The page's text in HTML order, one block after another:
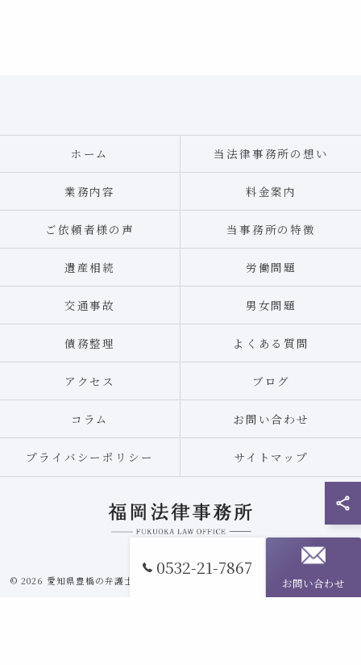
0532-21-7867
お問い合わせ
ホーム 当法律事務所の想い
業務内容 料金案内
ご依頼者様の声 当事務所の特徴
遺産相続 労働問題
交通事故 男女問題
債務整理 よくある質問
アクセス ブログ
コラム お問い合わせ
プライバシーポリシー サイトマップ
© 2026 愛知県豊橋の弁護士なら福岡法律事務所 ALL RIGHTS RESERVED.